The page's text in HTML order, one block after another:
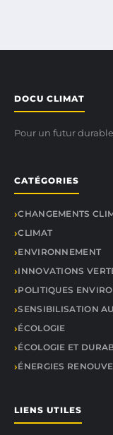
DOCU CLIMAT
Pour un futur
CATÉGORIES
CHANGEMENTS
CLIMAT
ENVIRONNEMENT
INNOVATIONS
POLITIQUES
SENSIBILISATION
ÉCOLOGIE
ÉCOLOGIE ET
ÉNERGIES
LIENS UTILES